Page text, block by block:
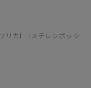
カl lステレンボッシ